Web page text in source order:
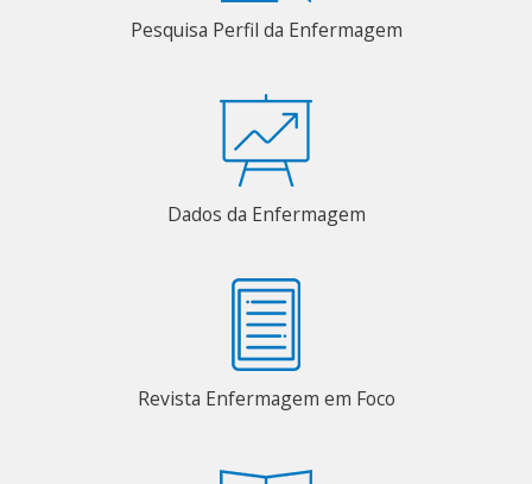
Pesquisa Perfil da Enfermagem
Dados da Enfermagem
Revista Enfermagem em Foco